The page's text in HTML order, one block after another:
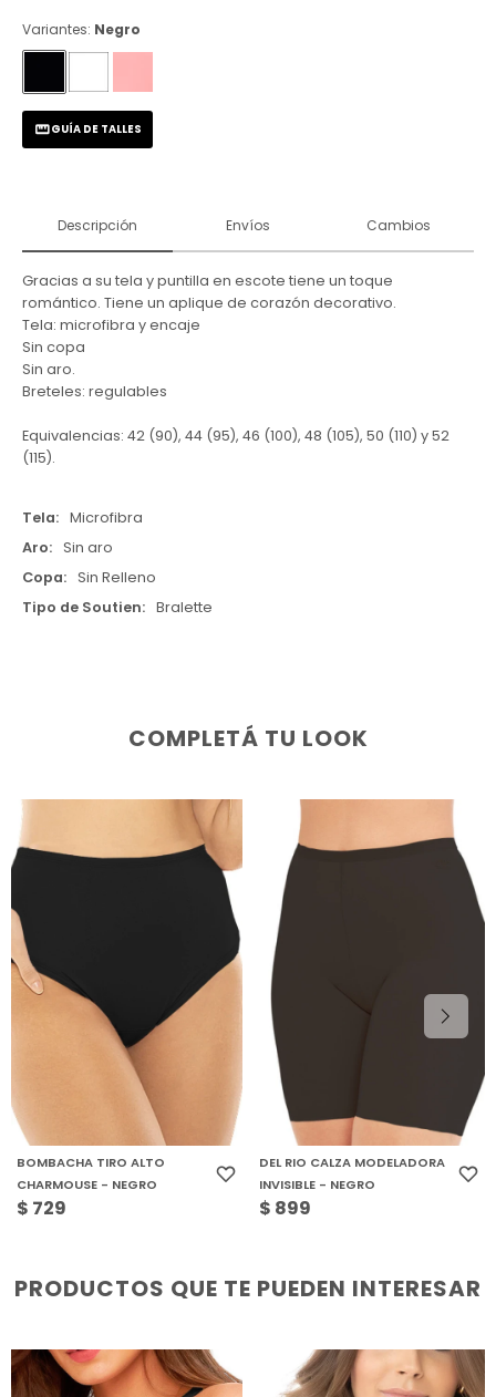
Variantes: Negro
GUÍA DE TALLES
Descripción Envíos Cambios
Gracias a su tela y puntilla en escote tiene un toque
romántico. Tiene un aplique de corazón decorativo.
Tela: microfibra y encaje
Sin copa
Sin aro.
Breteles: regulables
Equivalencias: 42 (90), 44 (95), 46 (100), 48 (105), 50 (110) y 52
(115).
Tela
Microfibra
Aro
Sin aro
Copa
Sin Relleno
Tipo de Soutien
Bralette
COMPLETÁ TU LOOK
BOMBACHA TIRO ALTO
CHARMOUSE - NEGRO
$ 729
DEL RIO CALZA MODELADORA
INVISIBLE - NEGRO
$ 899
PRODUCTOS QUE TE PUEDEN INTERESAR